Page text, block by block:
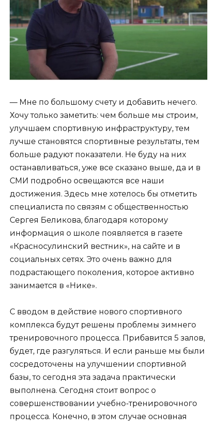
— Мне по большому счету и добавить нечего.
Хочу только заметить: чем больше мы строим,
улучшаем спортивную инфраструктуру, тем
лучше становятся спортивные результаты, тем
больше радуют показатели. Не буду на них
останавливаться, уже все сказано выше, да и в
СМИ подробно освещаются все наши
достижения. Здесь мне хотелось бы отметить
специалиста по связям с общественностью
Сергея Беликова, благодаря которому
информация о школе появляется в газете
«Красносулинский вестник», на сайте и в
социальных сетях. Это очень важно для
подрастающего поколения, которое активно
занимается в «Нике».
С вводом в действие нового спортивного
комплекса будут решены проблемы зимнего
тренировочного процесса. Прибавится 5 залов,
будет, где разгуляться. И если раньше мы были
сосредоточены на улучшении спортивной
базы, то сегодня эта задача практически
выполнена. Сегодня стоит вопрос о
совершенствовании учебно-тренировочного
процесса. Конечно, в этом случае основная